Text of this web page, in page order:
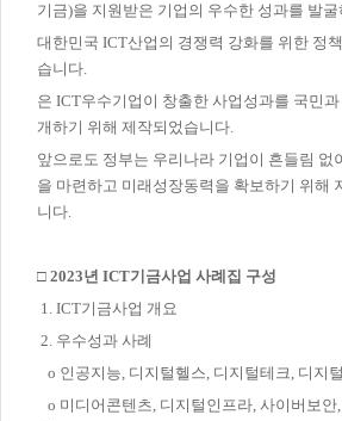
기금)을 지원받은 기업의 우수한 성과를 발굴
대한민국 ICT산업의 경쟁력 강화를 위한 정
습니다.
은 ICT우수기업이 창출한 사업성과를 국민
개하기 위해 제작되었습니다.
앞으로도 정부는 우리나라 기업이 흔들림 없
을 마련하고 미래성장동력을 확보하기 위해
니다.
□ 2023년 ICT기금사업 사례집 구성
1. ICT기금사업 개요
2. 우수성과 사례
o 인공지능, 디지털헬스, 디지털테크, 디지
o 미디어콘텐츠, 디지털인프라, 사이버보안